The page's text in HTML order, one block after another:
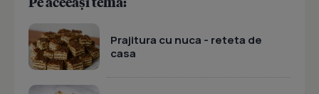
Prajitura cu nuca - reteta de
casa